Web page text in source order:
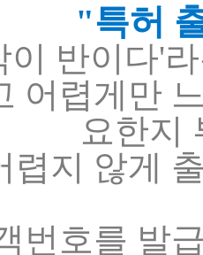
"특허
이 반이다'
어렵게만
요한지
렵지 않게
번호를 발